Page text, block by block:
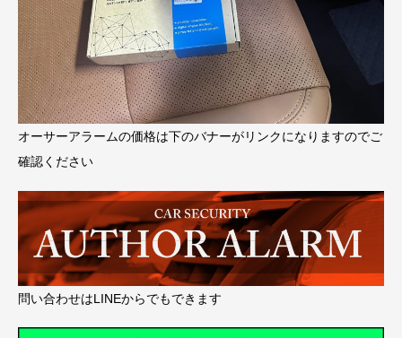
オーサーアラームの価格は下のバナーがリンクになりますのでご
確認ください
問い合わせはLINEからでもできます